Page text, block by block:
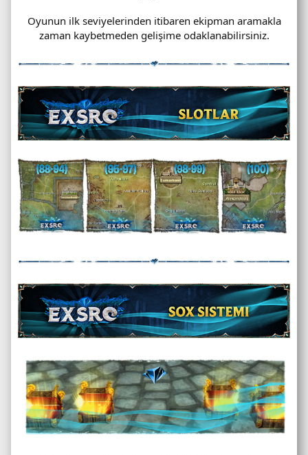
Oyunun ilk seviyelerinden itibaren ekipman aramakla
zaman kaybetmeden gelişime odaklanabilirsiniz.